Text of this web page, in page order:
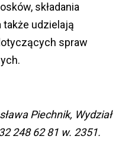
składania
także udzielają
spraw
Piechnik, Wydział
248 62 81 w. 2351.